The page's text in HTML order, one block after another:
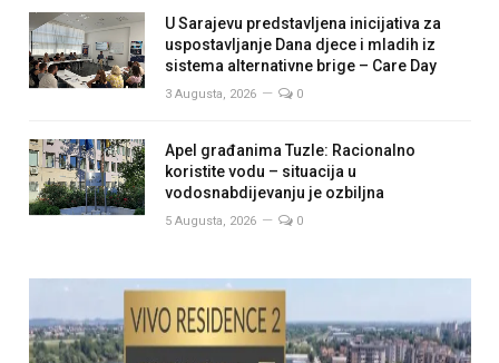
U Sarajevu predstavljena inicijativa za
uspostavljanje Dana djece i mladih iz
sistema alternativne brige – Care Day
3 Augusta, 2026 0
Apel građanima Tuzle: Racionalno
koristite vodu – situacija u
vodosnabdijevanju je ozbiljna
5 Augusta, 2026 0